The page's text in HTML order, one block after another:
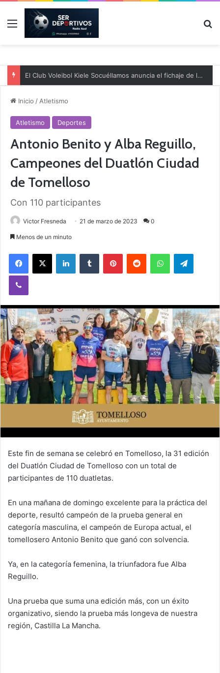
Menú
El Club Voleibol Kiele Socuéllamos anuncia el fichaje de la central norteamericana Morgan Thurlow para la temporada 2026/2027
Inicio / Atletismo
Atletismo Deportes
Antonio Benito y Alba Reguillo,
Campeones del Duatlón Ciudad
de Tomelloso
Con 110 participantes
Victor Fresneda 21 de marzo de 2023 0
Menos de un minuto
Este fin de semana se celebró en Tomelloso, la 31 edición
del Duatlón Ciudad de Tomelloso con un total de
participantes de 110 duatletas.
En una mañana de domingo excelente para la práctica del
deporte, resultó campeón de la prueba general en
categoría masculina, el campeón de Europa actual, el
tomellosero Antonio Benito que ganó con solvencia.
Ya, en la categoría femenina, la triunfadora fue Alba
Reguillo.
Una prueba que suma una edición más, con un éxito
organizativo, siendo la prueba más longeva de nuestra
región, Castilla La Mancha.